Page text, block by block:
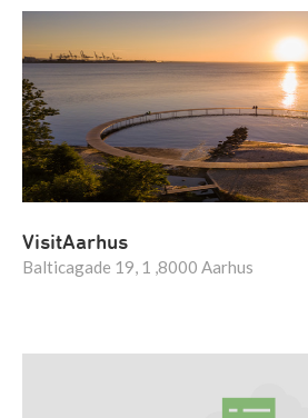
VisitAarhus
Balticagade 19, 1 ,8000 Aarhus